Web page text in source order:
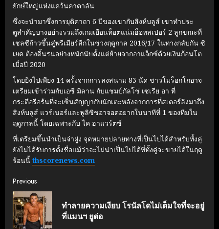
ยักษ์ใหญ่แห่งแคว้นคาตาลัน
ซึ่งจะนํามาซึ่งการยุติคาถา 6 ปีของเขากับสิงห์บลูส์ เขาทําประ
ตูสําคัญบางอย่างรวมถึงเกมเยือนท็อตแน่มฮ็อทสเปอร์ 2 ลูกขณะที่
เชลซีก้าวขึ้นสู่พรีเมียร์ลีกในช่วงฤดูกาล 2016/17 ในทางกลับกัน ซิ
เยค ต้องดิ้นรนอย่างหนักนับตั้งแต่ย้ายจากอาแจ็กซ์ด้วยเงินก้อนโต
เมื่อปี 2020
โดยยิงไปเพียง 14 ครั้งจากการลงสนาม 83 นัด ชาวโมร็อกโกอาจ
เตรียมเข้าร่วมกับเอซี มิลาน กับแชมป์กัลโช่ เซเรีย อา ที่
กระตือรือร้นที่จะเซ็นสัญญากับนักเตะหลังจากการที่สเตอร์ลิงมาถึง
สิงห์บลูส์ แวร์เนอร์และพูลิซิชอาจอดอยากในนาทีที่ 1 ของทีมใน
ฤดูกาลนี้ โดยเฉพาะกับ ไค ฮาแวร์ตซ์
ที่เตรียมขึ้นนําเป็นจ่าฝูง จุดหมายปลายทางที่เป็นไปได้สําหรับทั้งคู่
ยังไม่ได้รับการตั้งชื่อแม้ว่าจะไม่น่าเป็นไปได้ที่ทั้งคู่จะขายได้ในฤดู
ร้อนนี้ thscorenews.com
Continue
Reading
Previous
ทำลายความเงียบ โรนัลโดไม่เต็มใจที่จะอยู่
ที่แมนฯ ยูต่อ